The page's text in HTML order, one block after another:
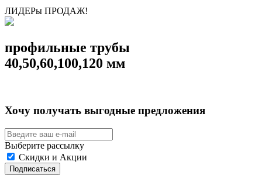
ЛИДЕРы ПРОДАЖ!
профильные трубы
40,50,60,100,120 мм
Хочу получать выгодные предложения
Выберите рассылку
Скидки и Акции
Подписаться